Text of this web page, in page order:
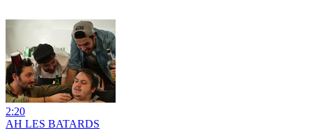
2:20
AH LES BATARDS